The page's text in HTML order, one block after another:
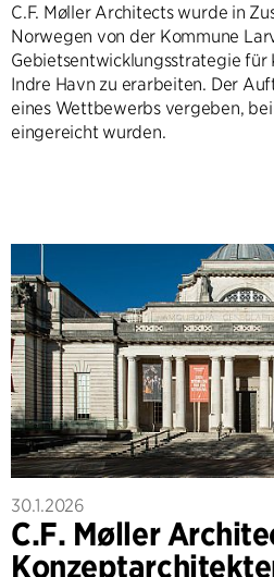
C.F. Møller Architects wurde in
Norwegen von der Kommune
Gebietsentwicklungsstrategie für
Indre Havn zu erarbeiten. Der
eines Wettbewerbs vergeben, bei
eingereicht wurden.
30.1.2026
C.F. Møller